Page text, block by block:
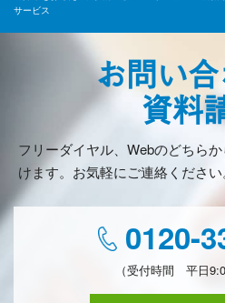
サービス
お問い合
資料
フリーダイヤル、Webのどちら
けます。お気軽にご連絡ください
0120-
（受付時間 平日